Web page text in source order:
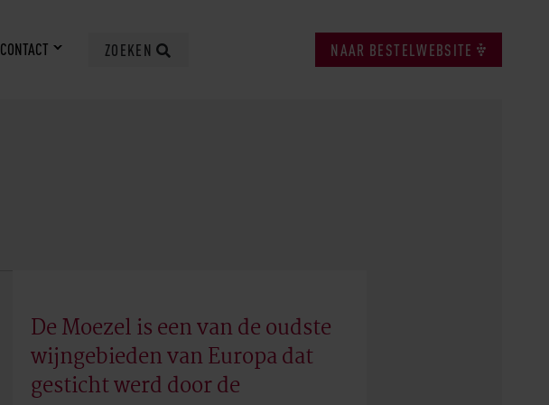
CONTACT ZOEKEN NAAR BESTELWEBSITE
De Moezel is een van de oudste
wijngebieden van Europa dat
gesticht werd door de